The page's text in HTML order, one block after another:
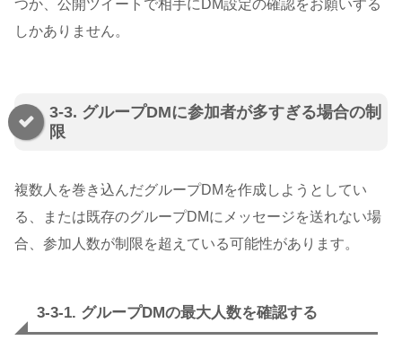
つか、公開ツイートで相手にDM設定の確認をお願いする
しかありません。
3-3. グループDMに参加者が多すぎる場合の制
限
複数人を巻き込んだグループDMを作成しようとしてい
る、または既存のグループDMにメッセージを送れない場
合、参加人数が制限を超えている可能性があります。
3-3-1. グループDMの最大人数を確認する